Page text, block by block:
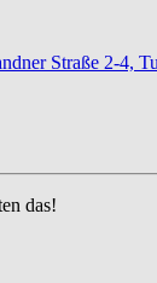
Straße 2-4,
das!